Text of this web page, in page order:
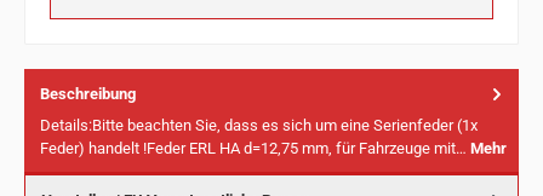
Beschreibung
Details:Bitte beachten Sie, dass es sich um eine Serienfeder (1x
Feder) handelt !Feder ERL HA d=12,75 mm, für Fahrzeuge mit… Mehr